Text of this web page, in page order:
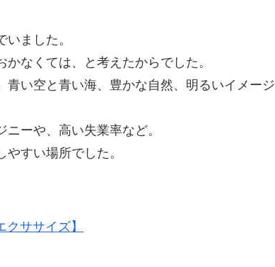
ました。
なくては、と考えたからでした。
い空と青い海、豊かな自然、明るいイメージ
ーや、高い失業率など。
すい場所でした。
ササイズ】